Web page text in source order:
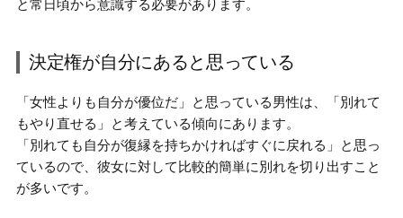
と常日頃から意識する必要があります。
決定権が自分にあると思っている
「女性よりも自分が優位だ」と思っている男性は、
「別れて
もやり直せる」と考えている傾向にあります。
「別れても自分が復縁を持ちかければすぐに戻れる」と思っ
ているので、彼女に対して比較的簡単に別れを切り出すこと
が多いです。